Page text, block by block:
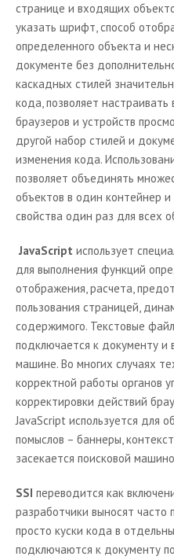
странице и входящих
указать шрифт, способ
определенного объекта и
документе без
каскадных стилей
кода, позволяет
браузеров и устройств
другой набор стилей и
изменения кода.
позволяет объединять
объектов в один контейнер
свойства один раз для всех
JavaScript использует
для выполнения функций
отображения, расчета,
пользования страницей,
содержимого. Текстовые
подключается к документу и
машине. Во многих случаях
корректной работы органов
корректировки действий
JavaScript используется для
помыслов – баннеры,
засекается поисковой
SSI переводится как
разработчики выносят
просто куски кода в
подключаются к документу